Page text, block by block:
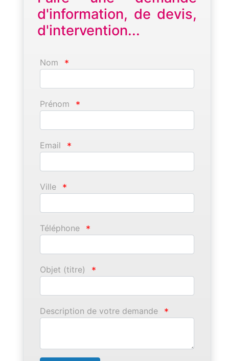
d'information, de devis,
d'intervention...
Nom *
Prénom *
Email *
Ville *
Téléphone *
Objet (titre) *
Description de votre demande *